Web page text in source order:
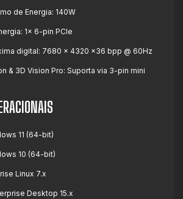
de Energia: 140W
1x 6-pin PCIe
digital: 7680 x 4320 x36 bpp @ 60Hz
& 3D Vision Pro: Suporta via 3-pin mini
11 (64-bit)
10 (64-bit)
Linux 7.x
Desktop 15.x